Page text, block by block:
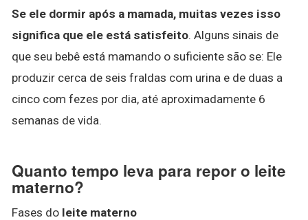
Se ele dormir após a mamada, muitas vezes isso
significa que ele está satisfeito. Alguns sinais de
que seu bebê está mamando o suficiente são se: Ele
produzir cerca de seis fraldas com urina e de duas a
cinco com fezes por dia, até aproximadamente 6
semanas de vida.
Quanto tempo leva para repor o leite
materno?
Fases do leite materno